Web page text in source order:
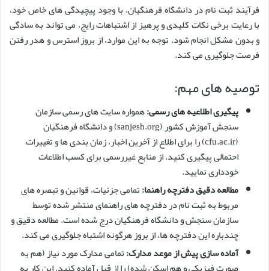
فرآیند ثبت نام در دانشگاه فرهنگیان، با وجود پیچیدگی های خاص خود،
با رعایت برخی نکات کلیدی و پرهیز از اشتباهات رایج، می تواند به سادگی
و بدون مشکل انجام شود. توجه به این موارد، از بروز استرس و هدر رفتن
فرصت جلوگیری می کند.
توصیه های مهم:
پیگیری اطلاعیه های رسمی:همواره سایت های رسمی سازمان
سنجش آموزش کشور (sanjesh.org) و دانشگاه فرهنگیان
(cfu.ac.ir) را برای اطلاع از آخرین اخبار، زمان بندی ها و تغییرات
احتمالی پیگیری کنید. از منابع غیررسمی برای کسب اطلاعات
خودداری نمایید.
مطالعه دقیق دفترچه راهنما:تمامی جزئیات، قوانین و تبصره های
مربوط به ثبت نام در دفترچه های راهنمای منتشر شده توسط
سازمان سنجش و دانشگاه فرهنگیان درج شده است. مطالعه دقیق و
چندباره این دفترچه ها، از بروز هرگونه اشتباه جلوگیری می کند.
آماده سازی پیش از موعد مدارک:تمامی مدارک مورد نیاز (هم به